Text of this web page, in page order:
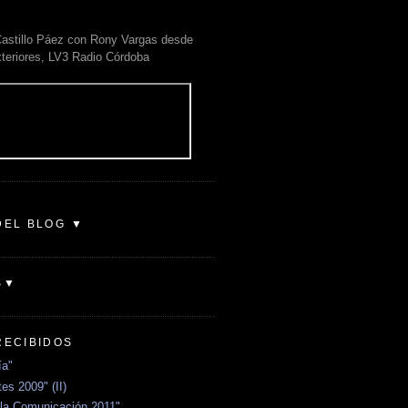
Páez con Rony Vargas desde
LV3 Radio Córdoba
BLOG ▼
2009" (II)